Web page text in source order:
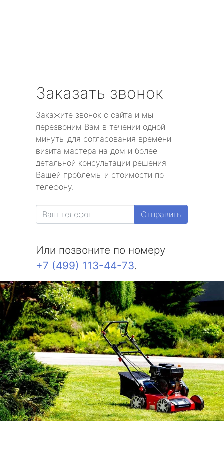
Заказать звонок
Закажите звонок с сайта и мы
перезвоним Вам в течении одной
минуты для согласования времени
визита мастера на дом и более
детальной консультации решения
Вашей проблемы и стоимости по
телефону.
Отправить
Или позвоните по номеру
+7 (499) 113-44-73.